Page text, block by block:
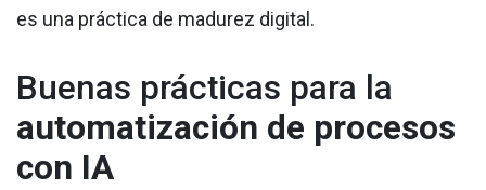
es una práctica de madurez digital.
Buenas prácticas para la
automatización de procesos
con IA